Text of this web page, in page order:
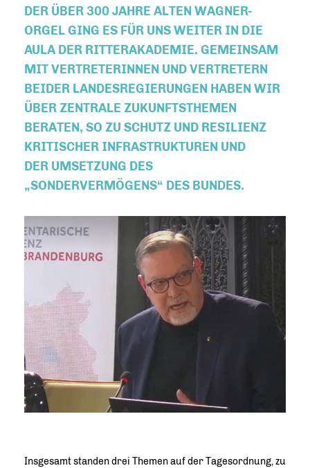
DER ÜBER 300 JAHRE ALTEN WAGNER-
ORGEL GING ES FÜR UNS WEITER IN DIE
AULA DER RITTERAKADEMIE. GEMEINSAM
MIT VERTRETERINNEN UND VERTRETERN
BEIDER LANDESREGIERUNGEN HABEN WIR
ÜBER ZENTRALE ZUKUNFTSTHEMEN
BERATEN, SO ZU SCHUTZ UND RESILIENZ
KRITISCHER INFRASTRUKTUREN UND
DER UMSETZUNG DES
SONDERVERMÖGENS“ DES BUNDES.
Insgesamt standen drei Themen auf der Tagesordnung, zu